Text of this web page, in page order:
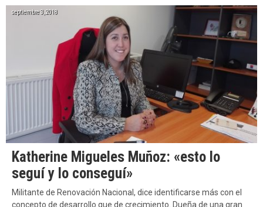
septiembre 3, 2018
Katherine Migueles Muñoz: «esto lo
seguí y lo conseguí»
Militante de Renovación Nacional, dice identificarse más con el
concepto de desarrollo que de crecimiento. Dueña de una gran